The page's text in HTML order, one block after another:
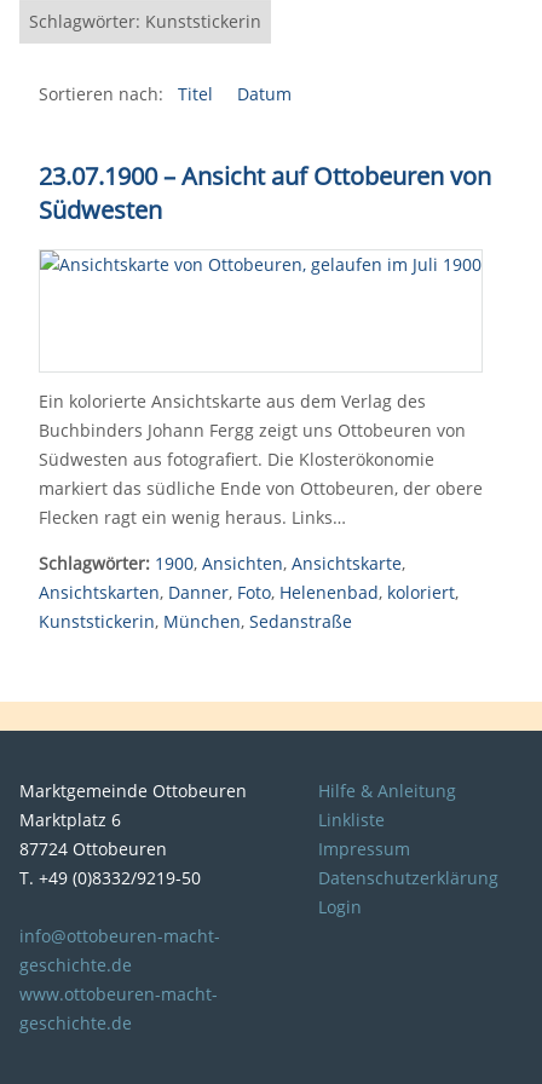
Schlagwörter: Kunststickerin
Sortieren nach: Titel Datum
23.07.1900 – Ansicht auf Ottobeuren von
Südwesten
Ein kolorierte Ansichtskarte aus dem Verlag des
Buchbinders Johann Fergg zeigt uns Ottobeuren von
Südwesten aus fotografiert. Die Klosterökonomie
markiert das südliche Ende von Ottobeuren, der obere
Flecken ragt ein wenig heraus. Links…
Schlagwörter: 1900, Ansichten, Ansichtskarte,
Ansichtskarten, Danner, Foto, Helenenbad, koloriert,
Kunststickerin, München, Sedanstraße
Marktgemeinde Ottobeuren
Marktplatz 6
87724 Ottobeuren
T. +49 (0)8332/9219-50
info@ottobeuren-macht-
geschichte.de
www.ottobeuren-macht-
geschichte.de
Hilfe & Anleitung
Linkliste
Impressum
Datenschutzerklärung
Login